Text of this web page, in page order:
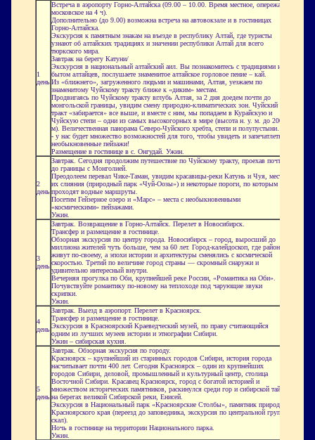
1
день
Встреча в аэропорту Горно-Алтайска (09.00 – 10.00. Время местное, опережает
московское на 4 ч).
Дополнительно (до 9.00) возможна встреча на автовокзале и в гостиницах
Горно-Алтайска.
Экскурсия к памятным знакам на въезде в республику Алтай, где туристы
узнают об алтайских традициях и значении республики Алтай для всего
тюркского мира.
Завтрак на берегу Катуни/
Экскурсия в национальный алтайский аил. Вы познакомитесь с традициями и
бытом алтайцев, послушаете знаменитое алтайское горловое пение – кай.
Из «ближнего», загруженного людьми и машинами, Алтая, уезжаем по
знаменитому Чуйскому тракту ближе к «диким» местам.
Продвигаясь по Чуйскому тракту вглубь Алтая, за 2 дня доедем почти до
монгольской границы, увидим смену природно-климатических зон. Чуйский
тракт «забирается» все выше, и вместе с ним, мы попадаем в Курайскую и
Чуйскую степи – одни из самых высокогорных в мире (высота н. у. м. до 2000
м). Величественная панорама Северо-Чуйского хребта, степи и полупустыни…
- у нас будет множество возможностей для того, чтобы увидеть и запечатлеть
необыкновенные пейзажи!
Размещение в гостинице в с. Онгудай. Ужин.
2
день
Завтрак. Сегодня продолжим путешествие по Чуйскому тракту, проехав почти
до границы с Монголией.
Преодолеем перевал Чике-Таман, увидим красавицы-реки Катунь и Чуя, место
их слияния (природный парк «Чуй-Оозы») и некоторые пороги, по которым
проходят водные маршруты.
Посетим Гейзерное озеро и «Марс» – места с необыкновенными
«космическими» пейзажами.
Ужин.
3
день
Завтрак. Возвращение в Горно-Алтайск. Перелет в Новосибирск.
Трансфер и размещение в гостинице.
Обзорная экскурсия по центру города. Новосибирск – город, выросший до
миллиона жителей чуть больше, чем за 60 лет. Город-калейдоскоп, где районы
живут по-своему, а эпохи истории и архитектуры сменялись с космической
скоростью. Третий по величине город страны — скромный снаружи и
удивительно интересный внутри.
Вечерняя прогулка по Оби, крупнейшей реке России, «Романтика на Оби».
Почувствуйте романтику по-новому на теплоходе под чарующие звуки
скрипки.
Ужин.
4
день
Завтрак. Выезд в аэропорт. Перелет в Красноярск.
Трансфер и размещение в гостинице.
Экскурсия в Красноярский Краеведческий музей, по праву считающийся
одним из лучших музеев истории и этнографии Сибири.
Ужин – сибирская кухня.
5
день
Завтрак. Обзорная экскурсия по городу.
Красноярск – крупнейший из старинных городов Сибири, история города
насчитывает почти 400 лет. Сегодня Красноярск – один из крупнейших
городов Сибири, деловой, промышленный и культурный центр, столица
Восточной Сибири. Красавец Красноярск, город с богатой историей и
множеством исторических памятников, раскинулся среди гор и сибирской тайги
на берегах великой Сибирской реки, Енисей.
Экскурсия в Национальный парк «Красноярские Столбы», памятник природы
Красноярского края (переезд до заповедника, экскурсия по центральной группе
скал).
Ночь в гостинице на территории Национального парка.
Ужин.